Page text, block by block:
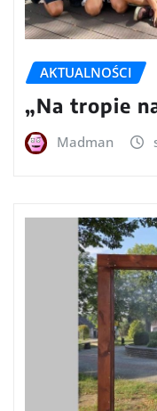
AKTUALNOŚCI
„Na tropie
Madman